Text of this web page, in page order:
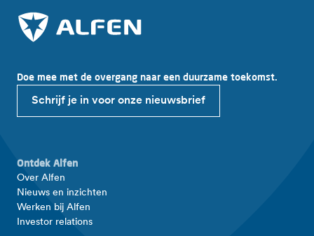
Doe mee met de overgang naar een duurzame toekomst.
Schrijf je in voor onze nieuwsbrief
Ontdek Alfen
Over Alfen
Nieuws en inzichten
Werken bij Alfen
Investor relations